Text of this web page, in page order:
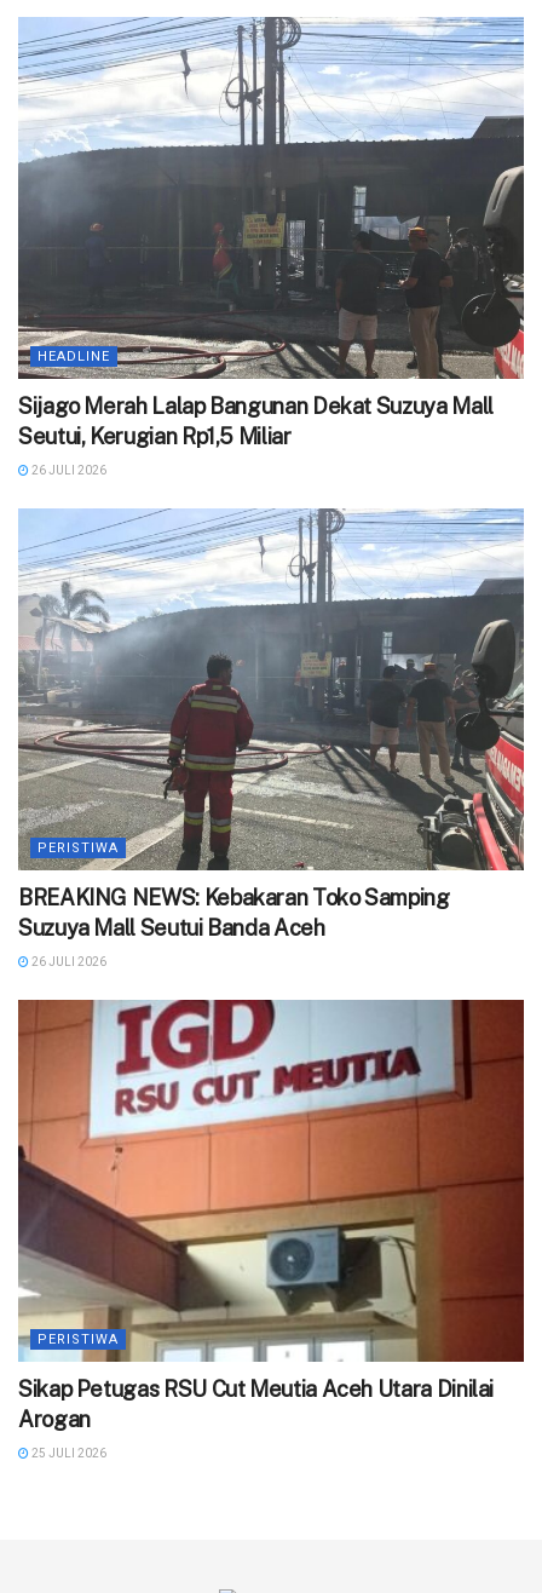
HEADLINE
Sijago Merah Lalap Bangunan Dekat Suzuya Mall
Seutui, Kerugian Rp1,5 Miliar
26 JULI 2026
PERISTIWA
BREAKING NEWS: Kebakaran Toko Samping
Suzuya Mall Seutui Banda Aceh
26 JULI 2026
PERISTIWA
‎Sikap Petugas RSU Cut Meutia Aceh Utara Dinilai
Arogan
25 JULI 2026